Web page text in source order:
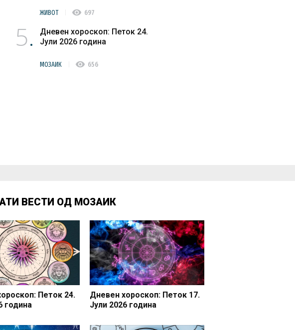
ЖИВОТ visibility 697
5
Дневен хороскоп: Петок 24.
Јули 2026 година
МОЗАИК visibility 656
ВЕСТИ ОД МОЗАИК
Петок 24.
година
Дневен хороскоп: Петок 17.
Јули 2026 година